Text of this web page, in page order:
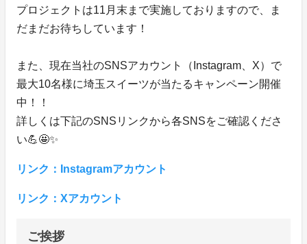
プロジェクトは11月末まで実施しておりますので、ま
だまだお待ちしています！
また、現在当社のSNSアカウント（Instagram、X）で
最大10名様に埼玉スイーツが当たるキャンペーン開催
中！！
詳しくは下記のSNSリンクから各SNSをご確認くださ
い💪🤩✨
リンク：Instagramアカウント
リンク：Xアカウント
ご挨拶